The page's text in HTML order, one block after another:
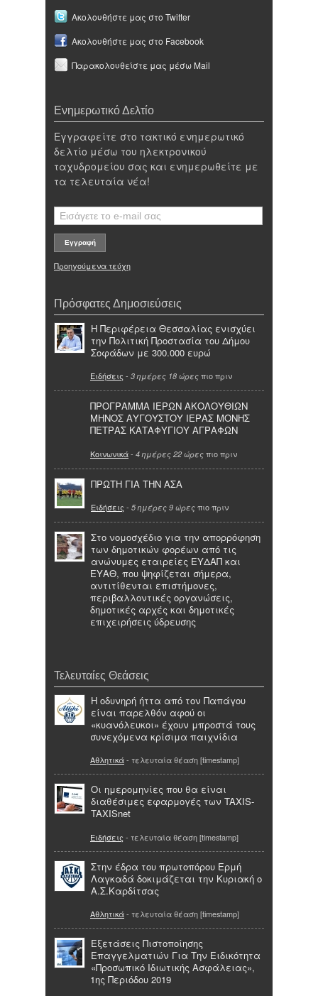
Ακολουθήστε μας στο Twitter
Ακολουθήστε μας στο Facebook
Παρακολουθείστε μας μέσω Mail
Ενημερωτικό Δελτίο
Εγγραφείτε στο τακτικό ενημερωτικό
δελτίο μέσω του ηλεκτρονικού
ταχυδρομείου σας και ενημερωθείτε με
τα τελευταία νέα!
Προηγούμενα τεύχη
Πρόσφατες Δημοσιεύσεις
Η Περιφέρεια Θεσσαλίας ενισχύει
την Πολιτική Προστασία του Δήμου
Σοφάδων με 300.000 ευρώ
Ειδήσεις - 3 ημέρες 18 ώρες πιο πριν
ΠΡΟΓΡΑΜΜΑ ΙΕΡΩΝ ΑΚΟΛΟΥΘΙΩΝ
ΜΗΝΟΣ ΑΥΓΟΥΣΤΟΥ ΙΕΡΑΣ ΜΟΝΗΣ
ΠΕΤΡΑΣ ΚΑΤΑΦΥΓΙΟΥ ΑΓΡΑΦΩΝ
Κοινωνικά- 4 ημέρες 22 ώρες πιο πριν
ΠΡΩΤΗ ΓΙΑ ΤΗΝ ΑΣΑ
Ειδήσεις - 5 ημέρες 9 ώρες πιο πριν
Στο νομοσχέδιο για την απορρόφηση
των δημοτικών φορέων από τις
ανώνυμες εταιρείες ΕΥΔΑΠ και
ΕΥΑΘ, που ψηφίζεται σήμερα,
αντιτίθενται επιστήμονες,
περιβαλλοντικές οργανώσεις,
δημοτικές αρχές και δημοτικές
επιχειρήσεις ύδρευσης
Τελευταίες Θεάσεις
Η οδυνηρή ήττα από τον Παπάγου
είναι παρελθόν αφού οι
«κυανόλευκοι» έχουν μπροστά τους
συνεχόμενα κρίσιμα παιχνίδια
Αθλητικά- τελευταία θέαση [timestamp]
Οι ημερομηνίες που θα είναι
διαθέσιμες εφαρμογές των TAXIS-
TAXISnet
Ειδήσεις - τελευταία θέαση [timestamp]
Στην έδρα του πρωτοπόρου Ερμή
Λαγκαδά δοκιμάζεται την Κυριακή ο
Α.Σ.Καρδίτσας
Αθλητικά- τελευταία θέαση [timestamp]
Εξετάσεις Πιστοποίησης
Επαγγελματιών Για Την Ειδικότητα
«Προσωπικό Ιδιωτικής Ασφάλειας»,
1ης Περιόδου 2019